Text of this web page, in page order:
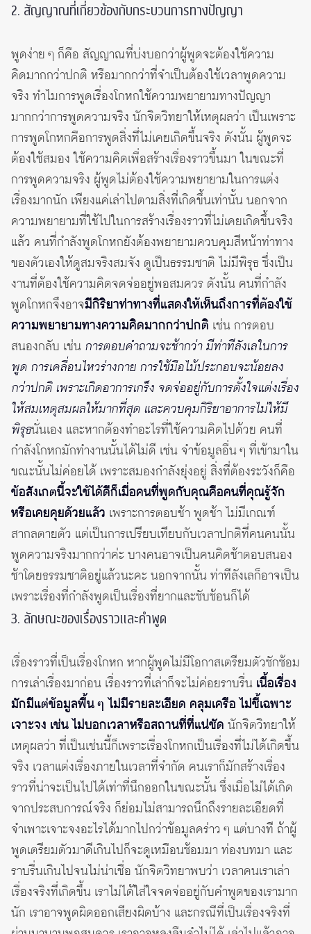
2. สัญญาณที่เกี่ยวข้องกับกระบวนการทางปัญญา
พูดง่าย ๆ ก็คือ สัญญาณที่บ่งบอกว่าผู้พูดจะต้องใช้ความ
คิดมากกว่าปกติ หรือมากกว่าที่จำเป็นต้องใช้เวลาพูดความ
จริง ทำไมการพูดเรื่องโกหกใช้ความพยายามทางปัญญา
มากกว่าการพูดความจริง นักจิตวิทยาให้เหตุผลว่า เป็นเพราะ
การพูดโกหกคือการพูดสิ่งที่ไม่เคยเกิดขึ้นจริง ดังนั้น ผู้พูดจะ
ต้องใช้สมอง ใช้ความคิดเพื่อสร้างเรื่องราวขึ้นมา ในขณะที่
การพูดความจริง ผู้พูดไม่ต้องใช้ความพยายามในการแต่ง
เรื่องมากนัก เพียงแค่เล่าไปตามสิ่งที่เกิดขึ้นเท่านั้น นอกจาก
ความพยายามที่ใช้ไปในการสร้างเรื่องราวที่ไม่เคยเกิดขึ้นจริง
แล้ว คนที่กำลังพูดโกหกยังต้องพยายามควบคุมสีหน้าท่าทาง
ของตัวเองให้ดูสมจริงสมจัง ดูเป็นธรรมชาติ ไม่มีพิรุธ ซึ่งเป็น
งานที่ต้องใช้ความคิดจดจ่ออยู่พอสมควร ดังนั้น คนที่กำลัง
พูดโกหกจึงอาจมีกิริยาท่าทางที่แสดงให้เห็นถึงการที่ต้องใช้
ความพยายามทางความคิดมากกว่าปกติ เช่น การตอบ
สนองกลับ เช่น การตอบคำถามจะช้ากว่า มีท่าทีลังเลในการ
พูด การเคลื่อนไหวร่างกาย การใช้มือไม้ประกอบจะน้อยลง
กว่าปกติ เพราะเกิดอาการเกร็ง จดจ่ออยู่กับการตั้งใจแต่งเรื่อง
ให้สมเหตุสมผลให้มากที่สุด และควบคุมกิริยาอาการไม่ให้มี
พิรุธนั่นเอง และหากต้องทำอะไรที่ใช้ความคิดไปด้วย คนที่
กำลังโกหกมักทำงานนั้นได้ไม่ดี เช่น จำข้อมูลอื่น ๆ ที่เข้ามาใน
ขณะนั้นไม่ค่อยได้ เพราะสมองกำลังยุ่งอยู่ สิ่งที่ต้องระวังก็คือ
ข้อสังเกตนี้จะใช้ได้ดีก็เมื่อคนที่พูดกับคุณคือคนที่คุณรู้จัก
หรือเคยคุยด้วยแล้ว เพราะการตอบช้า พูดช้า ไม่มีเกณฑ์
สากลตายตัว แต่เป็นการเปรียบเทียบกับเวลาปกติที่คนคนนั้น
พูดความจริงมากกว่าค่ะ บางคนอาจเป็นคนคิดช้าตอบสนอง
ช้าโดยธรรมชาติอยู่แล้วนะคะ นอกจากนั้น ท่าทีลังเลก็อาจเป็น
เพราะเรื่องที่กำลังพูดเป็นเรื่องที่ยากและซับซ้อนก็ได้
3. ลักษณะของเรื่องราวและคำพูด
เรื่องราวที่เป็นเรื่องโกหก หากผู้พูดไม่มีโอกาสเตรียมตัวซักซ้อม
การเล่าเรื่องมาก่อน เรื่องราวที่เล่าก็จะไม่ค่อยราบรื่น เนื้อเรื่อง
มักมีแต่ข้อมูลพื้น ๆ ไม่มีรายละเอียด คลุมเครือ ไม่ชี้เฉพาะ
เจาะจง เช่น ไม่บอกเวลาหรือสถานที่ที่แน่ชัด นักจิตวิทยาให้
เหตุผลว่า ที่เป็นเช่นนี้ก็เพราะเรื่องโกหกเป็นเรื่องที่ไม่ได้เกิดขึ้น
จริง เวลาแต่งเรื่องภายในเวลาที่จำกัด คนเราก็มักสร้างเรื่อง
ราวที่น่าจะเป็นไปได้เท่าที่นึกออกในขณะนั้น ซึ่งเมื่อไม่ได้เกิด
จากประสบการณ์จริง ก็ย่อมไม่สามารถนึกถึงรายละเอียดที่
จำเพาะเจาะจงอะไรได้มากไปกว่าข้อมูลคร่าว ๆ แต่บางที ถ้าผู้
พูดเตรียมตัวมาดีเกินไปก็จะดูเหมือนซ้อมมา ท่องบทมา และ
ราบรื่นเกินไปจนไม่น่าเชื่อ นักจิตวิทยาพบว่า เวลาคนเราเล่า
เรื่องจริงที่เกิดขึ้น เราไม่ได้ใส่ใจจดจ่ออยู่กับคำพูดของเรามาก
นัก เราอาจพูดผิดออกเสียงผิดบ้าง และกรณีที่เป็นเรื่องจริงที่